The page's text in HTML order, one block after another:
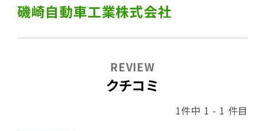
磯崎自動車工業株式会社
クチコミ
REVIEW
1件中 1 - 1 件目